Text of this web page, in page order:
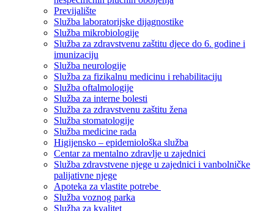
Previjalište
Služba laboratorijske dijagnostike
Služba mikrobiologije
Služba za zdravstvenu zaštitu djece do 6. godine i
imunizaciju
Služba neurologije
Služba za fizikalnu medicinu i rehabilitaciju
Služba oftalmologije
Služba za interne bolesti
Služba za zdravstvenu zaštitu žena
Služba stomatologije
Služba medicine rada
Higijensko – epidemiološka služba
Centar za mentalno zdravlje u zajednici
Služba zdravstvene njege u zajednici i vanbolničke
palijativne njege
Apoteka za vlastite potrebe
Služba voznog parka
Služba za kvalitet